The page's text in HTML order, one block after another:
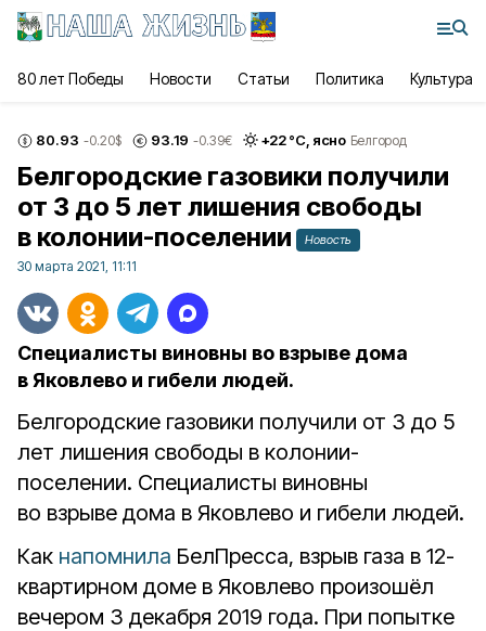
80 лет Победы Новости Статьи Политика Культура
80.93 -0.20$ 93.19 -0.39€ +22°С, ясно Белгород
Белгородские газовики получили
от 3 до 5 лет лишения свободы
в колонии-поселении
Новость
30 марта 2021, 11:11
Специалисты виновны во взрыве дома
в Яковлево и гибели людей.
Белгородские газовики получили от 3 до 5
лет лишения свободы в колонии-
поселении. Специалисты виновны
во взрыве дома в Яковлево и гибели людей.
Как напомнила БелПресса, взрыв газа в 12-
квартирном доме в Яковлево произошёл
вечером 3 декабря 2019 года. При попытке